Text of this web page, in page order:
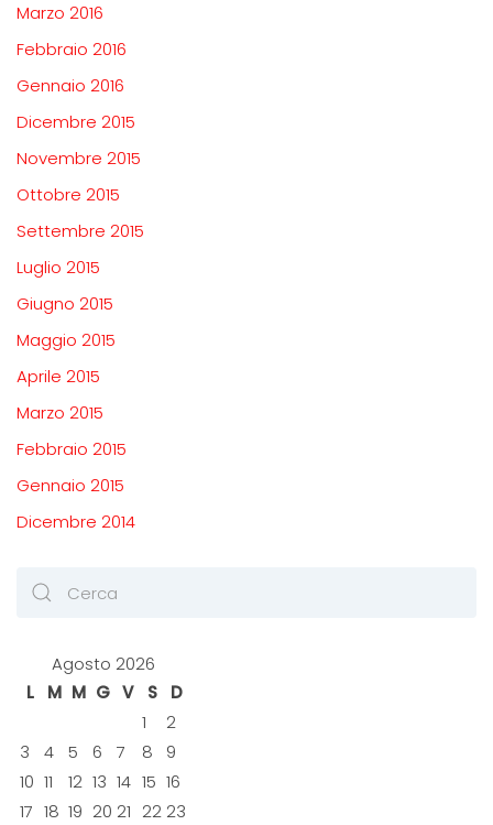
Marzo 2016
Febbraio 2016
Gennaio 2016
Dicembre 2015
Novembre 2015
Ottobre 2015
Settembre 2015
Luglio 2015
Giugno 2015
Maggio 2015
Aprile 2015
Marzo 2015
Febbraio 2015
Gennaio 2015
Dicembre 2014
Agosto 2026
L
M M G V S
D
1
2
3
4 5 6 7 8
9
10 11 12 13 14 15 16
17 18 19 20 21 22 23